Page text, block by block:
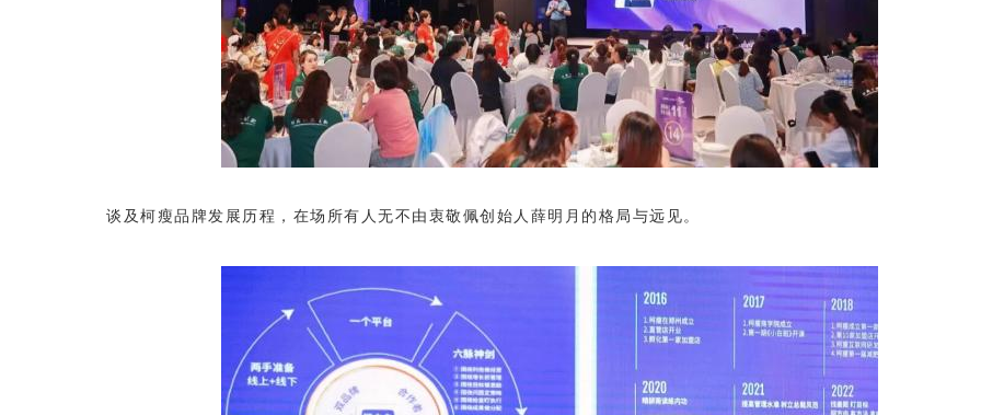
谈及柯瘦品牌发展历程，在场所有人无不由衷敬佩创始人薛明月的格局与远见。